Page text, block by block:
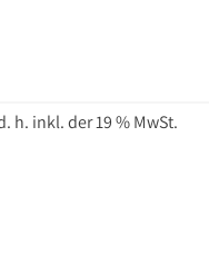
h. inkl. der 19 % MwSt.